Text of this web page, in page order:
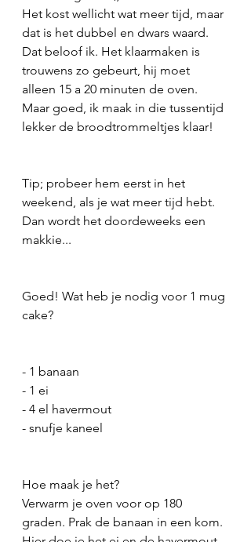
Het kost wellicht wat meer tijd, maar
dat is het dubbel en dwars waard.
Dat beloof ik. Het klaarmaken is
trouwens zo gebeurt, hij moet
alleen 15 a 20 minuten de oven.
Maar goed, ik maak in die tussentijd
lekker de broodtrommeltjes klaar!
Tip; probeer hem eerst in het
weekend, als je wat meer tijd hebt.
Dan wordt het doordeweeks een
makkie...
Goed! Wat heb je nodig voor 1 mug
cake?
- 1 banaan
- 1 ei
- 4 el havermout
- snufje kaneel
Hoe maak je het?
Verwarm je oven voor op 180
graden. Prak de banaan in een kom.